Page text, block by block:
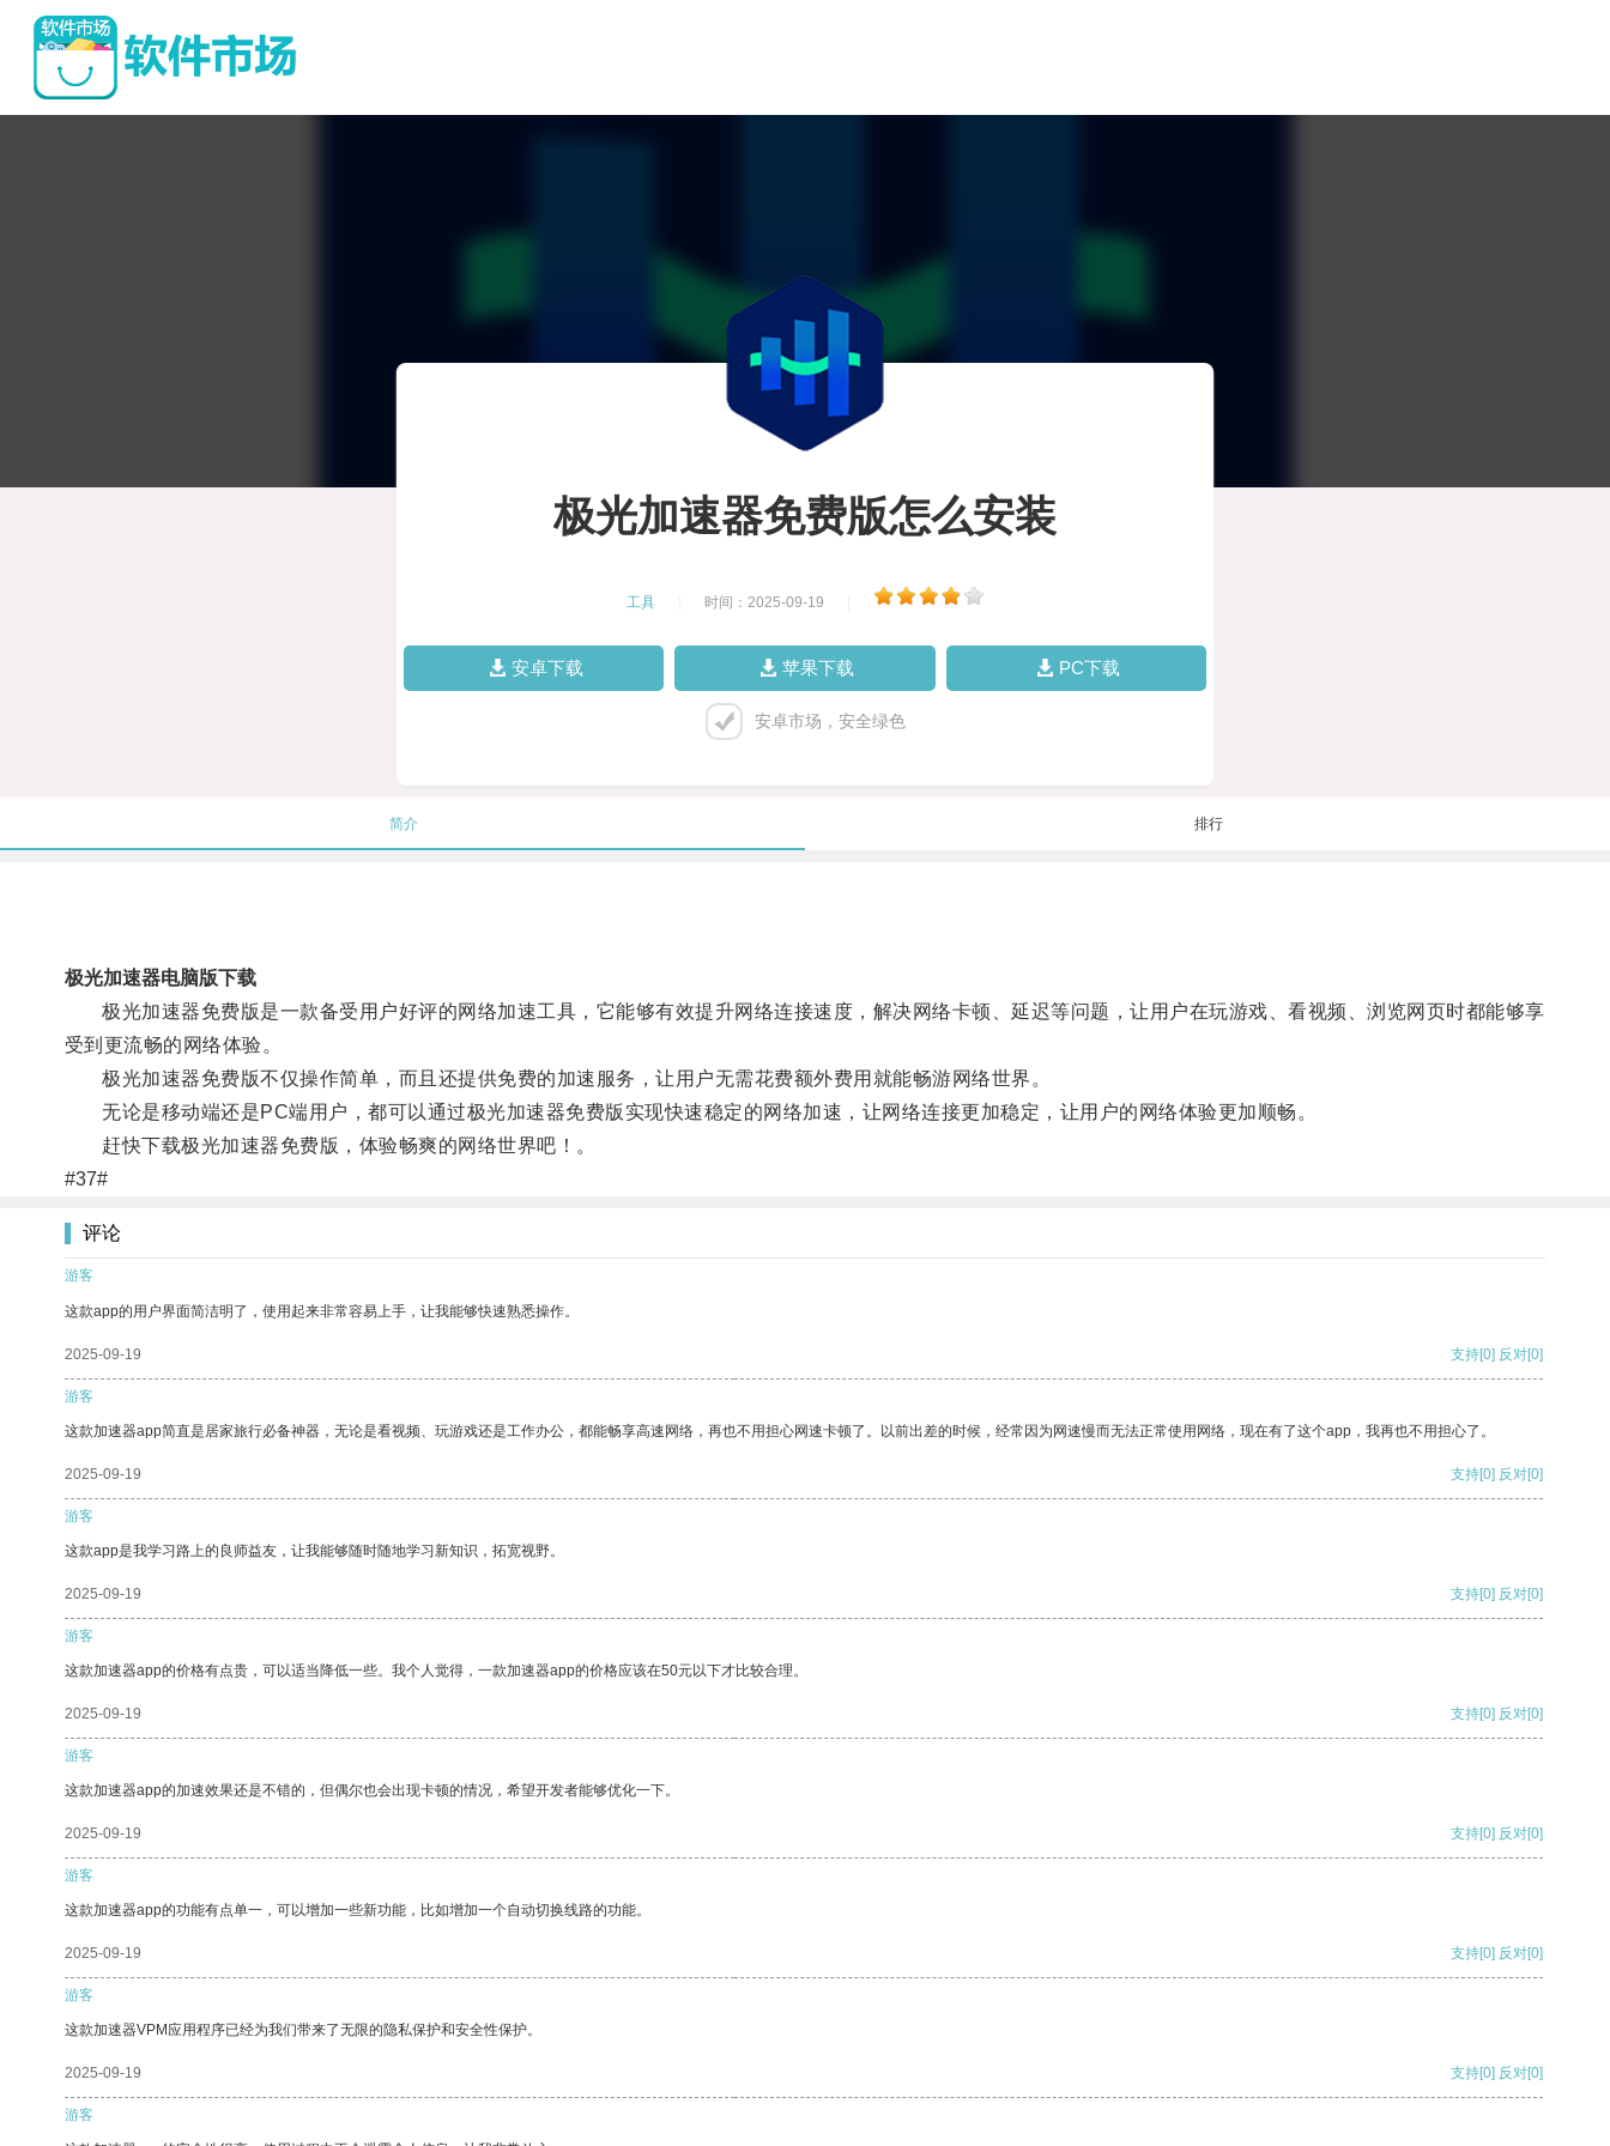
极光加速器免费版怎么安装
工具 时间：2025-09-19
安卓下载 苹果下载 PC下载
安卓市场，安全绿色
简介 排行
极光加速器电脑版下载
极光加速器免费版是一款备受用户好评的网络加速工具，它能够有效提升网络连接速度，解决网络卡顿、延迟等问题，让用户在玩游戏、看视频、浏览网页时都能够享
受到更流畅的网络体验。
极光加速器免费版不仅操作简单，而且还提供免费的加速服务，让用户无需花费额外费用就能畅游网络世界。
无论是移动端还是PC端用户，都可以通过极光加速器免费版实现快速稳定的网络加速，让网络连接更加稳定，让用户的网络体验更加顺畅。
赶快下载极光加速器免费版，体验畅爽的网络世界吧！。
#37#
评论
游客
这款app的用户界面简洁明了，使用起来非常容易上手，让我能够快速熟悉操作。
2025-09-19 支持[0] 反对[0]
游客
这款加速器app简直是居家旅行必备神器，无论是看视频、玩游戏还是工作办公，都能畅享高速网络，再也不用担心网速卡顿了。以前出差的时候，经常因为网速慢而无法正常使用网络，现在有了这个app，我再也不用担心了。
2025-09-19 支持[0] 反对[0]
游客
这款app是我学习路上的良师益友，让我能够随时随地学习新知识，拓宽视野。
2025-09-19 支持[0] 反对[0]
游客
这款加速器app的价格有点贵，可以适当降低一些。我个人觉得，一款加速器app的价格应该在50元以下才比较合理。
2025-09-19 支持[0] 反对[0]
游客
这款加速器app的加速效果还是不错的，但偶尔也会出现卡顿的情况，希望开发者能够优化一下。
2025-09-19 支持[0] 反对[0]
游客
这款加速器app的功能有点单一，可以增加一些新功能，比如增加一个自动切换线路的功能。
2025-09-19 支持[0] 反对[0]
游客
这款加速器VPM应用程序已经为我们带来了无限的隐私保护和安全性保护。
2025-09-19 支持[0] 反对[0]
游客